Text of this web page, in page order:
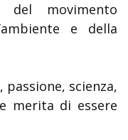
del movimento
e della
scienza,
merita di essere